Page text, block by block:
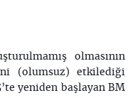
olmasının
(olumsuz) etkilediği
yeniden başlayan BM